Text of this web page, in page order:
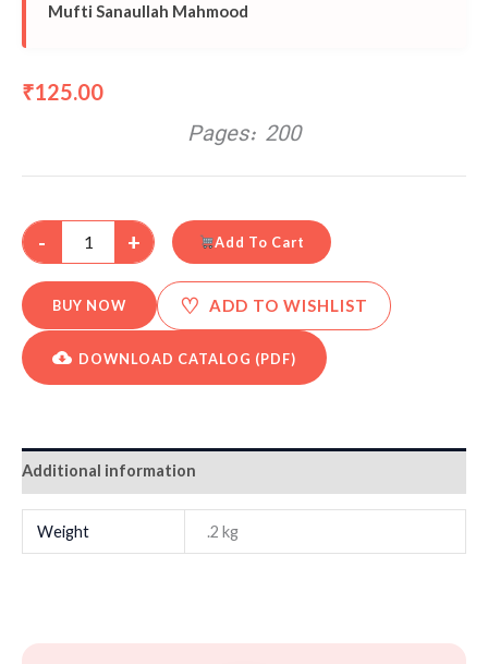
Mufti Sanaullah Mahmood
₹125.00
Pages: 200
- + Add To Cart
BUY NOW ♡ ADD TO WISHLIST
DOWNLOAD CATALOG (PDF)
Additional information
Weight .2 kg